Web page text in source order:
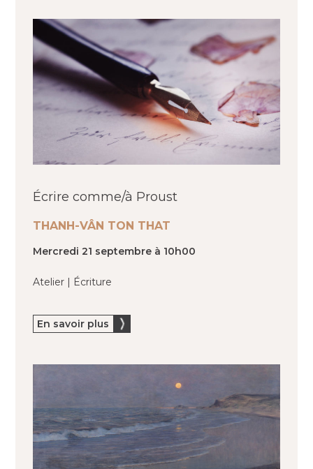
Écrire comme/à Proust
THANH-VÂN TON THAT
Mercredi 21 septembre à 10h00
Atelier | Écriture
En savoir plus